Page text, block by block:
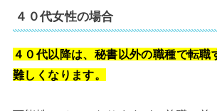
４０代女性の場合
４０代以降は、秘書以外の職種で転職
難しくなります。